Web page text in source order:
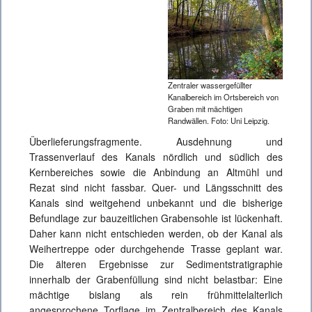
Zentraler wassergefüllter
Kanalbereich im Ortsbereich von
Graben mit mächtigen
Randwällen. Foto: Uni Leipzig.
Überlieferungsfragmente. Ausdehnung und
Trassenverlauf des Kanals nördlich und südlich des
Kernbereiches sowie die Anbindung an Altmühl und
Rezat sind nicht fassbar. Quer- und Längsschnitt des
Kanals sind weitgehend unbekannt und die bisherige
Befundlage zur bauzeitlichen Grabensohle ist lückenhaft.
Daher kann nicht entschieden werden, ob der Kanal als
Weihertreppe oder durchgehende Trasse geplant war.
Die älteren Ergebnisse zur Sedimentstratigraphie
innerhalb der Grabenfüllung sind nicht belastbar: Eine
mächtige bislang als rein frühmittelalterlich